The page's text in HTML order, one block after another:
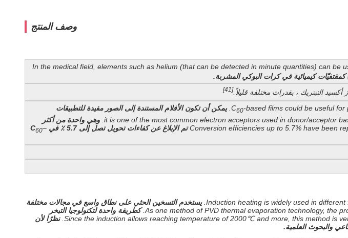
وصف المنتج
In the medical field, elements such as helium (that can be detected in minute quantities) can be
كيميائية في كرات البوكي المشربة.
أكسيد النيتريك ، بقدرات مختلفة قليلاً.[41]
60-based films could be useful for
يمكن أن تكون الأفلام المستندة إلى الصور مفيدة للتطبيقات
it is one of the most common electron acceptors used in donor/acceptor وهي واحدة من أكثر
Conversion efficiencies up to 5.7% have been تم الإبلاغ عن كفاءات تحويل تصل إلى 5.7 ٪ في C 60–
Induction heating is widely used in يستخدم التسخين الحثي على نطاق واسع في مجالات مختلفة
As one method of PVD thermal evaporation technology, the كطريقة واحدة لتكنولوجيا التبخر
Since the induction allows reaching temperature of 2000℃ and more, this method is نظرًا لأن